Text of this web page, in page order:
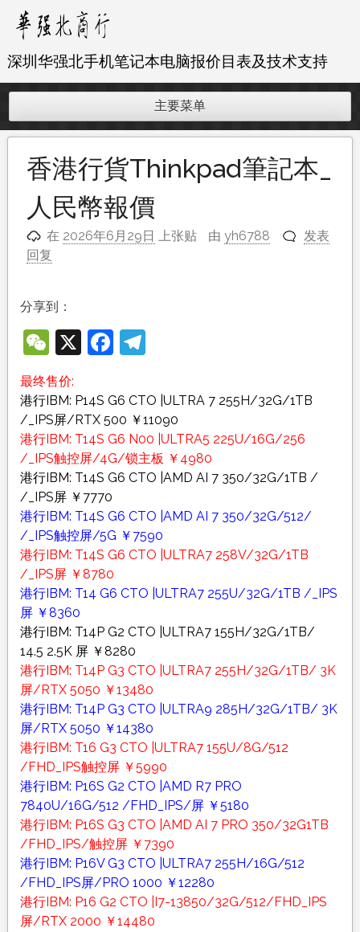
内深圳华强北手机笔记本电脑报价目表及技术支持
主要菜单
香港行貨Thinkpad筆記本_
人民幣報價
在 2026年6月29日 上张贴 由yh6788
发表
回复
分享到：
WeChat
X Facebook
Telegram
最终售价:
港行IBM: P14S G6 CTO |ULTRA 7 255H/32G/1TB
/_IPS屏/RTX 500 ￥11090
港行IBM: T14S G6 N00 |ULTRA5 225U/16G/256
/_IPS触控屏/4G/锁主板 ￥4980
港行IBM: T14S G6 CTO |AMD AI 7 350/32G/1TB /
/_IPS屏 ￥7770
港行IBM: T14S G6 CTO |AMD AI 7 350/32G/512/
/_IPS触控屏/5G ￥7590
港行IBM: T14S G6 CTO |ULTRA7 258V/32G/1TB
/_IPS屏 ￥8780
港行IBM: T14 G6 CTO |ULTRA7 255U/32G/1TB /_IPS
屏 ￥8360
港行IBM: T14P G2 CTO |ULTRA7 155H/32G/1TB/
14.5 2.5K 屏 ￥8280
港行IBM: T14P G3 CTO |ULTRA7 255H/32G/1TB/ 3K
屏/RTX 5050 ￥13480
港行IBM: T14P G3 CTO |ULTRA9 285H/32G/1TB/ 3K
屏/RTX 5050 ￥14380
港行IBM: T16 G3 CTO |ULTRA7 155U/8G/512
/FHD_IPS触控屏 ￥5990
港行IBM: P16S G2 CTO |AMD R7 PRO
7840U/16G/512 /FHD_IPS/屏 ￥5180
港行IBM: P16S G3 CTO |AMD AI 7 PRO 350/32G1TB
/FHD_IPS/触控屏 ￥7390
港行IBM: P16V G3 CTO |ULTRA7 255H/16G/512
/FHD_IPS屏/PRO 1000 ￥12280
港行IBM: P16 G2 CTO |I7-13850/32G/512/FHD_IPS
屏/RTX 2000 ￥14480